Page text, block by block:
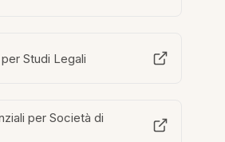
Studi Legali
per Società di